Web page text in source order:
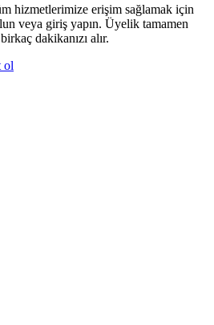
hizmetlerimize erişim sağlamak için
veya giriş yapın. Üyelik tamamen
dakikanızı alır.
ol